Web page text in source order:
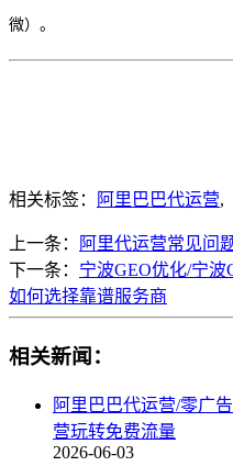
微）。
相关标签： 阿里巴巴代运营,
上一条：
阿里代运营常见问
下一条： 宁波GEO优化/宁
如何选择靠谱服务商
相关新闻：
阿里巴巴代运营/零广
营玩转免费流量
2026-06-03